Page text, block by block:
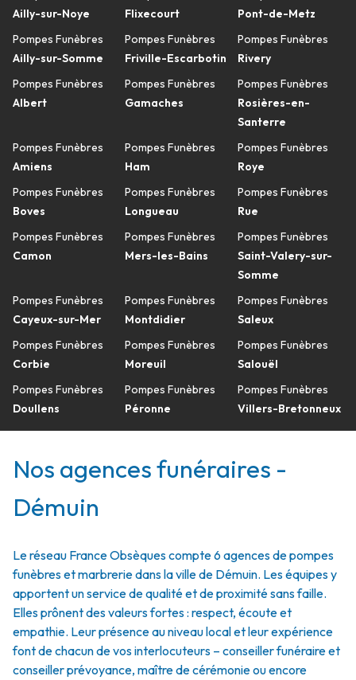
Ailly-sur-Noye
Pompes Funèbres
Ailly-sur-Somme
Pompes Funèbres
Albert
Pompes Funèbres
Amiens
Pompes Funèbres
Boves
Pompes Funèbres
Camon
Pompes Funèbres
Cayeux-sur-Mer
Pompes Funèbres
Corbie
Pompes Funèbres
Doullens
Flixecourt
Pompes Funèbres
Friville-Escarbotin
Pompes Funèbres
Gamaches
Pompes Funèbres
Ham
Pompes Funèbres
Longueau
Pompes Funèbres
Mers-les-Bains
Pompes Funèbres
Montdidier
Pompes Funèbres
Moreuil
Pompes Funèbres
Péronne
Pont-de-Metz
Pompes Funèbres
Rivery
Pompes Funèbres
Rosières-en-
Santerre
Pompes Funèbres
Roye
Pompes Funèbres
Rue
Pompes Funèbres
Saint-Valery-sur-
Somme
Pompes Funèbres
Saleux
Pompes Funèbres
Salouël
Pompes Funèbres
Villers-Bretonneux
Nos agences funéraires -
Démuin
Le réseau France Obsèques compte 6 agences de pompes
funèbres et marbrerie dans la ville de Démuin. Les équipes y
apportent un service de qualité et de proximité sans faille.
Elles prônent des valeurs fortes : respect, écoute et
empathie. Leur présence au niveau local et leur expérience
font de chacun de vos interlocuteurs – conseiller funéraire et
conseiller prévoyance, maître de cérémonie ou encore